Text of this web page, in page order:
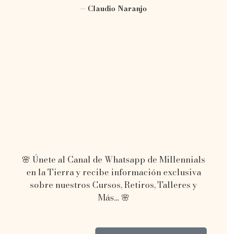
— Claudio Naranjo
🌸 Únete al Canal de Whatsapp de Millennials
en la Tierra y recibe información exclusiva
sobre nuestros Cursos, Retiros, Talleres y
Más… 🌸